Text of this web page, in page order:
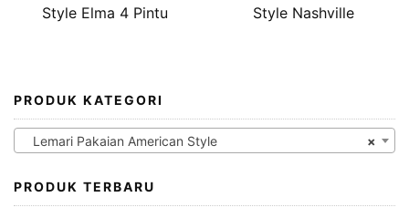
Style Elma 4 Pintu
Style Nashville
PRODUK KATEGORI
×
Lemari Pakaian American Style
PRODUK TERBARU